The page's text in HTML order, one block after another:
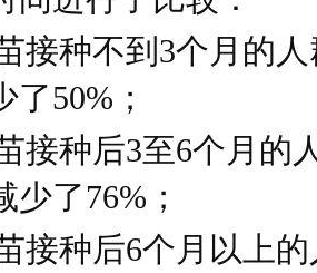
接种不到3个月的
50%；
接种后3至6个月的
了76%；
接种后6个月以上